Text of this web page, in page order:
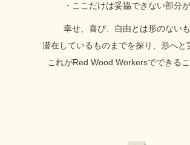
・ここだけは妥協できない部分
幸せ、喜び、自由とは形のないも
潜在しているものまでを探り、形へと
これがRed Wood Workersでできるこ